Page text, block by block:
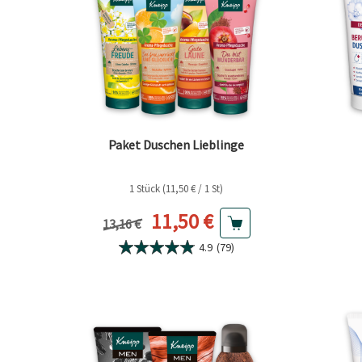
Paket Duschen Lieblinge
1 Stück (11,50 € / 1 St)
Vorheriger Preis
13,16 € Aktueller Preis
11,50 €
4.9 (79)